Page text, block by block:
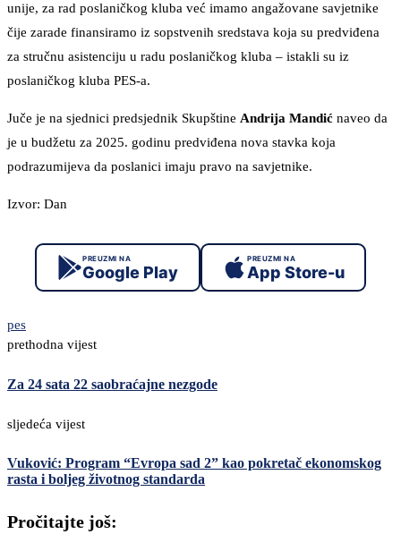
unije, za rad poslaničkog kluba već imamo angažovane savjetnike
čije zarade finansiramo iz sopstvenih sredstava koja su predviđena
za stručnu asistenciju u radu poslaničkog kluba – istakli su iz
poslaničkog kluba PES-a.
Juče je na sjednici predsjednik Skupštine Andrija Mandić naveo da
je u budžetu za 2025. godinu predviđena nova stavka koja
podrazumijeva da poslanici imaju pravo na savjetnike.
Izvor: Dan
PREUZMI NA
Google Play
PREUZMI NA
App Store-u
pes
prethodna vijest
Za 24 sata 22 saobraćajne nezgode
sljedeća vijest
Vuković: Program “Evropa sad 2” kao pokretač ekonomskog
rasta i boljeg životnog standarda
Pročitajte još: